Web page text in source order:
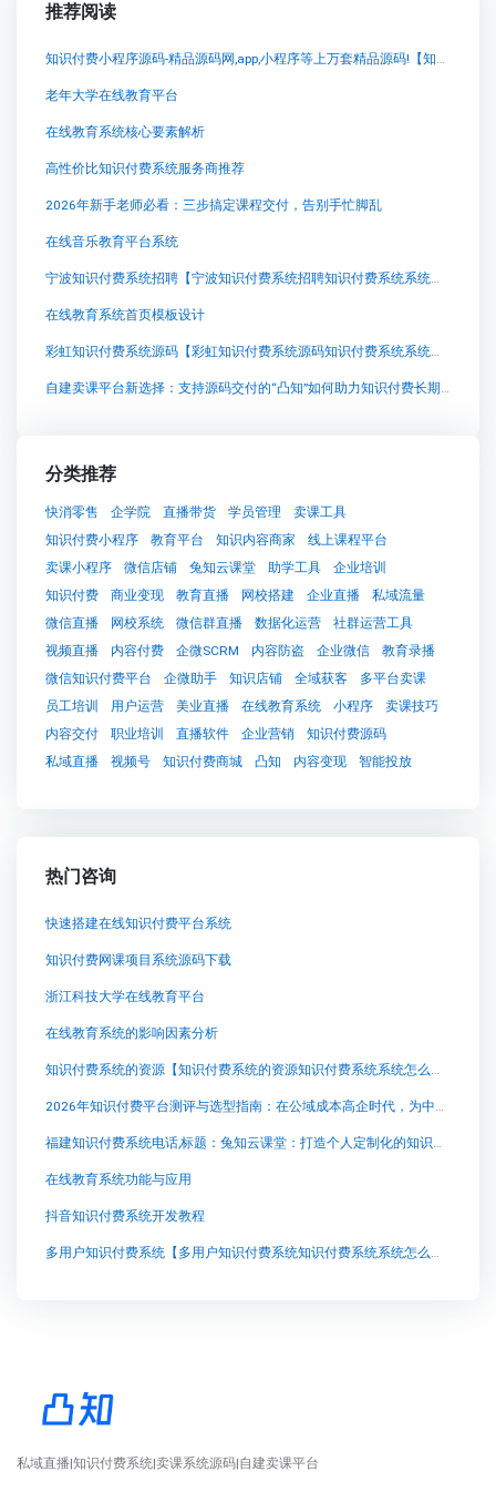
推荐阅读
知识付费小程序源码-精品源码网,app,小程序等上万套精品源码!【知识付费小程序源码-精品源码网,app,小程序等上万套精品源码!知识付费系统系统怎么制作，知识付费系统搭建使用教程】
老年大学在线教育平台
在线教育系统核心要素解析
高性价比知识付费系统服务商推荐
2026年新手老师必看：三步搞定课程交付，告别手忙脚乱
在线音乐教育平台系统
宁波知识付费系统招聘【宁波知识付费系统招聘知识付费系统系统怎么制作，知识付费系统搭建使用教程】
在线教育系统首页模板设计
彩虹知识付费系统源码【彩虹知识付费系统源码知识付费系统系统怎么制作，知识付费系统搭建使用教程】
自建卖课平台新选择：支持源码交付的“凸知”如何助力知识付费长期经营
分类推荐
快消零售 企学院 直播带货 学员管理
卖课工具
知识付费小程序
教育平台 知识内容商家
线上课程平台
卖课小程序
微信店铺 兔知云课堂 助学工具
企业培训
知识付费
商业变现 教育直播 网校搭建 企业直播
私域流量
微信直播
网校系统 微信群直播 数据化运营
社群运营工具
视频直播
内容付费 企微SCRM 内容防盗 企业微信
教育录播
微信知识付费平台
企微助手 知识店铺 全域获客
多平台卖课
员工培训
用户运营 美业直播 在线教育系统 小程序
卖课技巧
内容交付
职业培训 直播软件 企业营销
知识付费源码
私域直播
视频号 知识付费商城 凸知 内容变现 智能投放
热门咨询
快速搭建在线知识付费平台系统
知识付费网课项目系统源码下载
浙江科技大学在线教育平台
在线教育系统的影响因素分析
知识付费系统的资源【知识付费系统的资源知识付费系统系统怎么制作，知识付费系统搭建使用教程】
2026年知识付费平台测评与选型指南：在公域成本高企时代，为中小创作者寻找私域变现最优解
福建知识付费系统电话,标题：兔知云课堂：打造个人定制化的知识付费平台
在线教育系统功能与应用
抖音知识付费系统开发教程
多用户知识付费系统【多用户知识付费系统知识付费系统系统怎么制作，知识付费系统搭建使用教程】
私域直播|知识付费系统|卖课系统源码|自建卖课平台